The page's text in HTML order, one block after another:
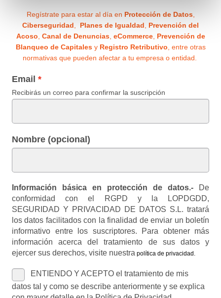
Regístrate para estar al día en Protección de Datos
Ciberseguridad
Planes de Igualdad
Prevención del
Acoso Canal de Denuncias, eCommerce, Prevención de
Blanqueo de Capitalesy Registro Retributivo , entre otras
normativas que pueden afectar a tu empresa o entidad.
Email
Recibirás un correo para confirmar la suscripción
Nombre (opcional)
Información básica en protección de datos.- De
conformidad con el RGPD y la LOPDGDD,
SEGURIDAD Y PRIVACIDAD DE DATOS S.L. tratará
los datos facilitados con la finalidad de enviar un boletín
informativo entre los suscriptores. Para obtener más
información acerca del tratamiento de sus datos y
ejercer sus derechos, visite nuestra política de privacidad .
ENTIENDO Y ACEPTO el tratamiento de mis
datos tal y como se describe anteriormente y se explica